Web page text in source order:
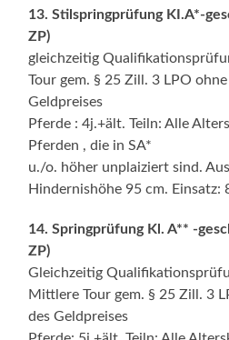
13. Stilspringprüfung KI.A*-
ZP)
gleichzeitig
Tour gem. § 25 Zill. 3 LPO
Geldpreises
Pferde : 4j.+ält. Teiln: Alle
Pferden , die in SA*
u./o. höher unplaiziert sind.
Hindernishöhe 95 cm. Einsatz:
14. Springprüfung Kl. A** -
ZP)
Gleichzeitig
Mittlere Tour gem. § 25 Zill. 3
des Geldpreises